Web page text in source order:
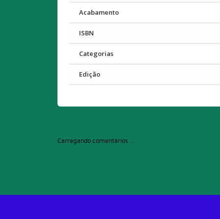
Acabamento
ISBN
Categorias
Edição
Carregando comentários ...